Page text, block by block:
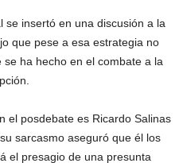
se insertó en una discusión a la
que pese a esa estrategia no
ha hecho en el combate a la
el posdebate es Ricardo Salinas
sarcasmo aseguró que él los
el presagio de una presunta